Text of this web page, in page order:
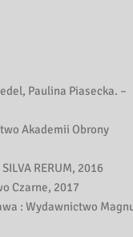
Paulina Piasecka. –
Akademii Obrony
RERUM, 2016
Czarne, 2017
: Wydawnictwo